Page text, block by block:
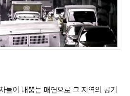
들이 내뿜는 매연으로 그 지역의 공기